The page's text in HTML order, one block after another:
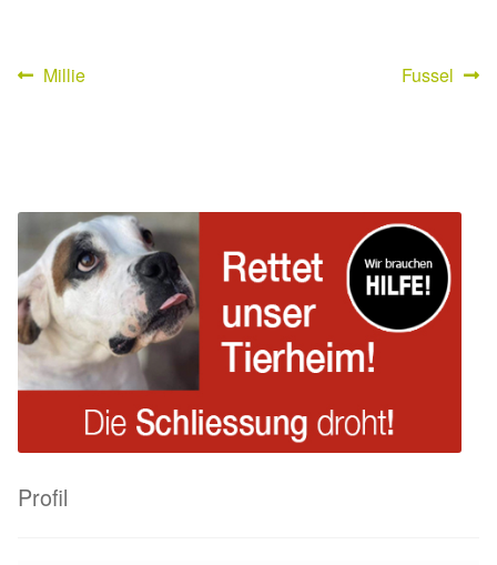
Happy End Stories
Regenbogenbrücke
Aktuelles
SALVA News
Beitragsnavigation
Vorheriger
Millie
Nächster
Fussel
Profil